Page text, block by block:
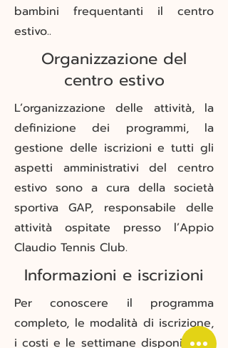
bambini frequentanti il centro
estivo..
Organizzazione del
centro estivo
L’organizzazione delle attività, la
definizione dei programmi, la
gestione delle iscrizioni e tutti gli
aspetti amministrativi del centro
estivo sono a cura della società
sportiva GAP, responsabile delle
attività ospitate presso l’Appio
Claudio Tennis Club.
Informazioni e iscrizioni
Per conoscere il programma
completo, le modalità di iscrizione,
i costi e le settimane disponibili, è